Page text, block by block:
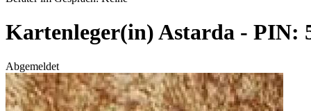
Kartenleger(in) Astarda - PIN:
Abgemeldet